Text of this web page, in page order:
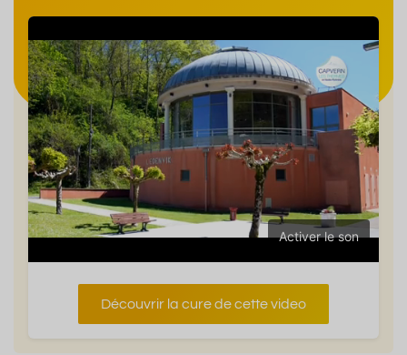
Activer le son
Découvrir la cure de cette video